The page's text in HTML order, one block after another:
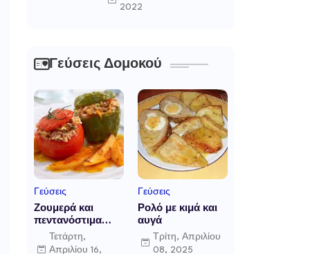
2022
Γεύσεις Δομοκού
Γεύσεις
Ζουμερά και
πεντανόστιμα
γεμιστά
Τετάρτη,
Απριλίου 16,
Γεύσεις
Ρολό με κιμά και
αυγά
Τρίτη, Απριλίου
08, 2025